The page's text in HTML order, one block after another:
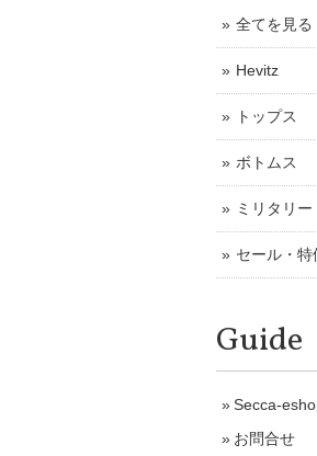
全てを見る
Hevitz
トップス
ボトムス
ミリタリー
セール・特
Guide
Secca-
お問合せ